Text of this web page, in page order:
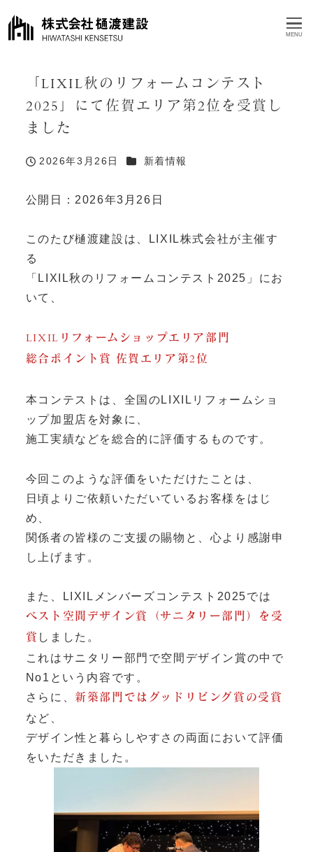
MENU
「LIXIL秋のリフォームコンテスト
2025」にて佐賀エリア第2位を受賞し
ました
投稿日
2026年3月26日 カテゴリー
新着情報
公開日：2026年3月26日
このたび樋渡建設は、LIXIL株式会社が主催す
る
「LIXIL秋のリフォームコンテスト2025」にお
いて、
LIXILリフォームショップエリア部門
総合ポイント賞 佐賀エリア第2位
本コンテストは、全国のLIXILリフォームショ
ップ加盟店を対象に、
施工実績などを総合的に評価するものです。
今回このような評価をいただけたことは、
日頃よりご依頼いただいているお客様をはじ
め、
関係者の皆様のご支援の賜物と、心より感謝申
し上げます。
また、LIXILメンバーズコンテスト2025では
ベスト空間デザイン賞（サニタリー部門）を受
賞 しました。
これはサニタリー部門で空間デザイン賞の中で
No1という内容です。
さらに、 新築部門ではグッドリビング賞の受賞
など、
デザイン性と暮らしやすさの両面において評価
をいただきました。